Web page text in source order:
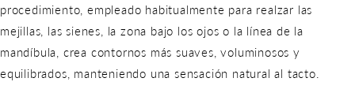
procedimiento, empleado habitualmente para realzar las
mejillas, las sienes, la zona bajo los ojos o la línea de la
mandíbula, crea contornos más suaves, voluminosos y
equilibrados, manteniendo una sensación natural al tacto.